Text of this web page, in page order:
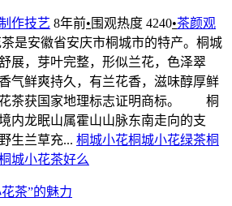
作技艺 8年前• 围观热度 4240•茶颜观
安徽省安庆市桐城市的特产。桐城
展，芽叶完整，形似兰花，色泽翠
气鲜爽持久，有兰花香，滋味醇厚鲜
花茶获国家地理标志证明商标。 桐
内龙眠山属霍山山脉东南走向的支
生兰草充... 桐城小花桐城小花绿茶桐
城小花茶好么